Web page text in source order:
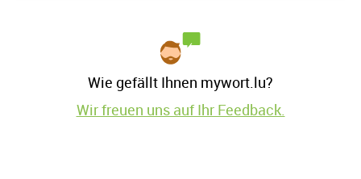
Wie gefällt Ihnen mywort.lu?
Wir freuen uns auf Ihr Feedback.